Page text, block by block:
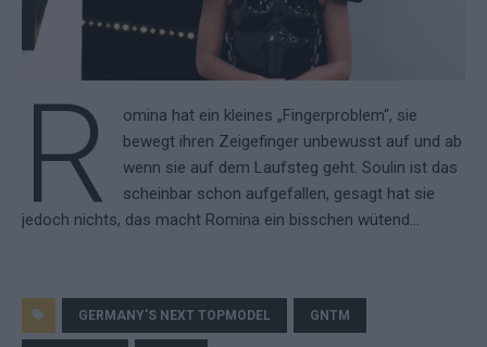
R
omina hat ein kleines „Fingerproblem“, sie
bewegt ihren Zeigefinger unbewusst auf und ab
wenn sie auf dem Laufsteg geht. Soulin ist das
scheinbar schon aufgefallen, gesagt hat sie
jedoch nichts, das macht Romina ein bisschen wütend…
GERMANY'S NEXT TOPMODEL GNTM